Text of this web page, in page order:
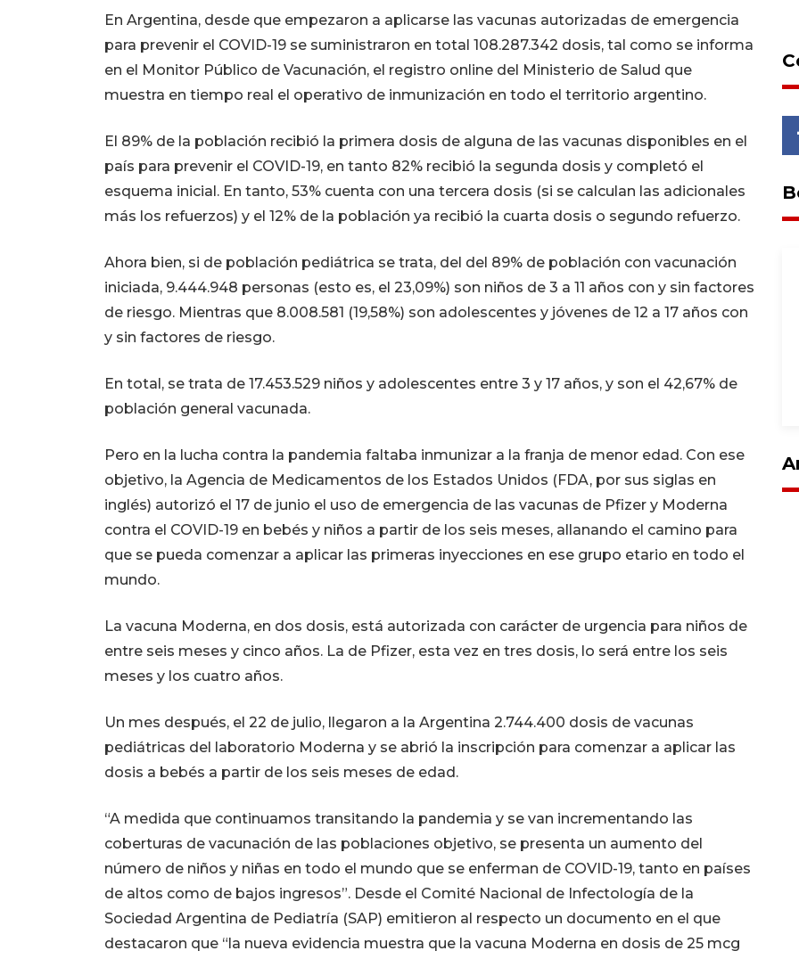
En Argentina, desde que empezaron a aplicarse las vacunas autorizadas de emergencia
para prevenir el COVID-19 se suministraron en total 108.287.342 dosis, tal como se informa
en el Monitor Público de Vacunación, el registro online del Ministerio de Salud que
muestra en tiempo real el operativo de inmunización en todo el territorio argentino.
El 89% de la población recibió la primera dosis de alguna de las vacunas disponibles en el
país para prevenir el COVID-19, en tanto 82% recibió la segunda dosis y completó el
esquema inicial. En tanto, 53% cuenta con una tercera dosis (si se calculan las adicionales
más los refuerzos) y el 12% de la población ya recibió la cuarta dosis o segundo refuerzo.
Ahora bien, si de población pediátrica se trata, del del 89% de población con vacunación
iniciada, 9.444.948 personas (esto es, el 23,09%) son niños de 3 a 11 años con y sin factores
de riesgo. Mientras que 8.008.581 (19,58%) son adolescentes y jóvenes de 12 a 17 años con
y sin factores de riesgo.
En total, se trata de 17.453.529 niños y adolescentes entre 3 y 17 años, y son el 42,67% de
población general vacunada.
Pero en la lucha contra la pandemia faltaba inmunizar a la franja de menor edad. Con ese
objetivo, la Agencia de Medicamentos de los Estados Unidos (FDA, por sus siglas en
inglés) autorizó el 17 de junio el uso de emergencia de las vacunas de Pfizer y Moderna
contra el COVID-19 en bebés y niños a partir de los seis meses, allanando el camino para
que se pueda comenzar a aplicar las primeras inyecciones en ese grupo etario en todo el
mundo.
La vacuna Moderna, en dos dosis, está autorizada con carácter de urgencia para niños de
entre seis meses y cinco años. La de Pfizer, esta vez en tres dosis, lo será entre los seis
meses y los cuatro años.
Un mes después, el 22 de julio, llegaron a la Argentina 2.744.400 dosis de vacunas
pediátricas del laboratorio Moderna y se abrió la inscripción para comenzar a aplicar las
dosis a bebés a partir de los seis meses de edad.
“A medida que continuamos transitando la pandemia y se van incrementando las
coberturas de vacunación de las poblaciones objetivo, se presenta un aumento del
número de niños y niñas en todo el mundo que se enferman de COVID-19, tanto en países
de altos como de bajos ingresos”. Desde el Comité Nacional de Infectología de la
Sociedad Argentina de Pediatría (SAP) emitieron al respecto un documento en el que
destacaron que “la nueva evidencia muestra que la vacuna Moderna en dosis de 25 mcg